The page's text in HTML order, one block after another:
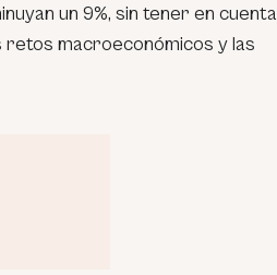
un 9%, sin tener en cuenta
retos macroeconómicos y las